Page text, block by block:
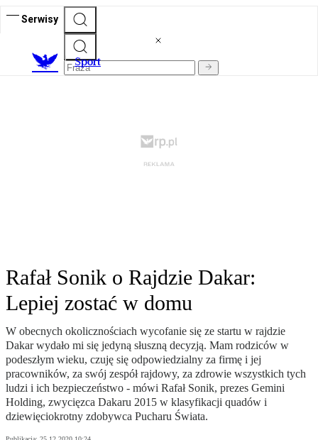
Serwisy
Sport
Rafał Sonik o Rajdzie Dakar:
Lepiej zostać w domu
W obecnych okolicznościach wycofanie się ze startu w rajdzie
Dakar wydało mi się jedyną słuszną decyzją. Mam rodziców w
podeszłym wieku, czuję się odpowiedzialny za firmę i jej
pracowników, za swój zespół rajdowy, za zdrowie wszystkich tych
ludzi i ich bezpieczeństwo - mówi Rafał Sonik, prezes Gemini
Holding, zwycięzca Dakaru 2015 w klasyfikacji quadów i
dziewięciokrotny zdobywca Pucharu Świata.